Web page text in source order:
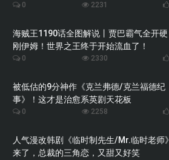
0 2231
海贼王1190话全图解说丨贾巴霸气全开硬
刚伊姆！世界之王终于开始流血了！
0 2330
被低估的9分神作《克兰弗德/克兰福德纪
事》！这才是治愈系英剧天花板
0 2258
人气漫改韩剧《临时制先生/Mr.临时老师》
来了，总裁的三角恋，又甜又好笑